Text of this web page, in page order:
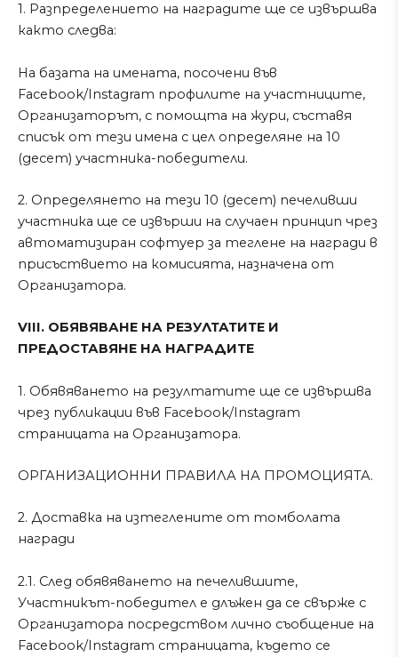
1. Разпределението на наградите ще се извършва
както следва:
На базата на имената, посочени във
Facebook/Instagram профилите на участниците,
Организаторът, с помощта на жури, съставя
списък от тези имена с цел определяне на 10
(десет) участника-победители.
2. Определянето на тези 10 (десет) печеливши
участника ще се извърши на случаен принцип чрез
автоматизиран софтуер за теглене на награди в
присъствието на комисията, назначена от
Организатора.
VIII. ОБЯВЯВАНЕ НА РЕЗУЛТАТИТЕ И
ПРЕДОСТАВЯНЕ НА НАГРАДИТЕ
1. Обявяването на резултатите ще се извършва
чрез публикации във Facebook/Instagram
страницата на Организатора.
ОРГАНИЗАЦИОННИ ПРАВИЛА НА ПРОМОЦИЯТА.
2. Доставка на изтеглените от томболата
награди
2.1. След обявяването на печелившите,
Участникът-победител е длъжен да се свърже с
Организатора посредством лично съобщение на
Facebook/Instagram страницата, където се